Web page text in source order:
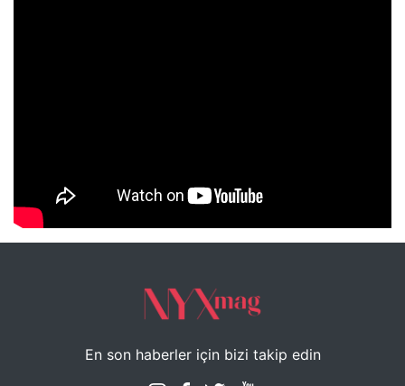
NYXmag 2. Yaş Kutlama Etkinliği
En son haberler için bizi takip edin